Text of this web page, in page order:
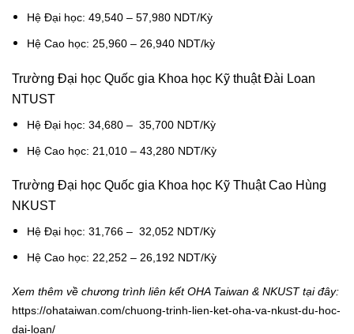
Hệ Đại học: 49,540 – 57,980 NDT/Kỳ
Hệ Cao học: 25,960 – 26,940 NDT/kỳ
Trường Đại học Quốc gia Khoa học Kỹ thuật Đài Loan
NTUST
Hệ Đại học: 34,680 – 35,700 NDT/Kỳ
Hệ Cao học: 21,010 – 43,280 NDT/Kỳ
Trường Đại học Quốc gia Khoa học Kỹ Thuật Cao Hùng
NKUST
Hệ Đại học: 31,766 – 32,052 NDT/Kỳ
Hệ Cao học: 22,252 – 26,192 NDT/Kỳ
Xem thêm về chương trình liên kết OHA Taiwan & NKUST tại đây:
https://ohataiwan.com/chuong-trinh-lien-ket-oha-va-nkust-du-hoc-
dai-loan/